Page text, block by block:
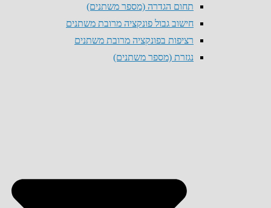
תחום הגדרה (מספר משתנים)
חישוב גבול פונקציה מרובת משתנים
רציפות בפונקציה מרובת משתנים
נגזרת (מספר משתנים)